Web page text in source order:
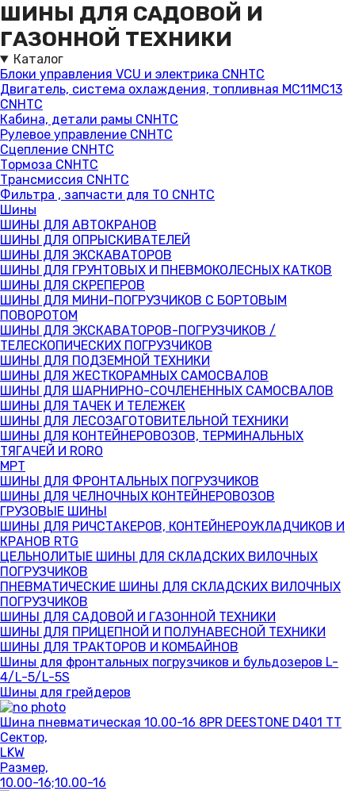
ШИНЫ ДЛЯ САДОВОЙ И
ГАЗОННОЙ ТЕХНИКИ
Каталог
Блоки управления VCU и электрика CNHTC
Двигатель, система охлаждения, топливная MC11MC13
CNHTC
Кабина, детали рамы CNHTC
Рулевое управление CNHTC
Сцепление CNHTC
Тормоза CNHTC
Трансмиссия CNHTC
Фильтра , запчасти для ТО CNHTC
Шины
ШИНЫ ДЛЯ АВТОКРАНОВ
ШИНЫ ДЛЯ ОПРЫСКИВАТЕЛЕЙ
ШИНЫ ДЛЯ ЭКСКАВАТОРОВ
ШИНЫ ДЛЯ ГРУНТОВЫХ И ПНЕВМОКОЛЕСНЫХ КАТКОВ
ШИНЫ ДЛЯ СКРЕПЕРОВ
ШИНЫ ДЛЯ МИНИ-ПОГРУЗЧИКОВ С БОРТОВЫМ
ПОВОРОТОМ
ШИНЫ ДЛЯ ЭКСКАВАТОРОВ-ПОГРУЗЧИКОВ /
ТЕЛЕСКОПИЧЕСКИХ ПОГРУЗЧИКОВ
ШИНЫ ДЛЯ ПОДЗЕМНОЙ ТЕХНИКИ
ШИНЫ ДЛЯ ЖЕСТКОРАМНЫХ САМОСВАЛОВ
ШИНЫ ДЛЯ ШАРНИРНО-СОЧЛЕНЕННЫХ САМОСВАЛОВ
ШИНЫ ДЛЯ ТАЧЕК И ТЕЛЕЖЕК
ШИНЫ ДЛЯ ЛЕСОЗАГОТОВИТЕЛЬНОЙ ТЕХНИКИ
ШИНЫ ДЛЯ КОНТЕЙНЕРОВОЗОВ, ТЕРМИНАЛЬНЫХ
ТЯГАЧЕЙ И RORO
MPT
ШИНЫ ДЛЯ ФРОНТАЛЬНЫХ ПОГРУЗЧИКОВ
ШИНЫ ДЛЯ ЧЕЛНОЧНЫХ КОНТЕЙНЕРОВОЗОВ
ГРУЗОВЫЕ ШИНЫ
ШИНЫ ДЛЯ РИЧСТАКЕРОВ, КОНТЕЙНЕРОУКЛАДЧИКОВ И
КРАНОВ RTG
ЦЕЛЬНОЛИТЫЕ ШИНЫ ДЛЯ СКЛАДСКИХ ВИЛОЧНЫХ
ПОГРУЗЧИКОВ
ПНЕВМАТИЧЕСКИЕ ШИНЫ ДЛЯ СКЛАДСКИХ ВИЛОЧНЫХ
ПОГРУЗЧИКОВ
ШИНЫ ДЛЯ САДОВОЙ И ГАЗОННОЙ ТЕХНИКИ
ШИНЫ ДЛЯ ПРИЦЕПНОЙ И ПОЛУНАВЕСНОЙ ТЕХНИКИ
ШИНЫ ДЛЯ ТРАКТОРОВ И КОМБАЙНОВ
Шины для фронтальных погрузчиков и бульдозеров L-
4/L-5/L-5S
Шины для грейдеров
Шина пневматическая 10.00-16 8PR DEESTONE D401 TT
Сектор,
LKW
Размер,
10.00-16;10.00-16